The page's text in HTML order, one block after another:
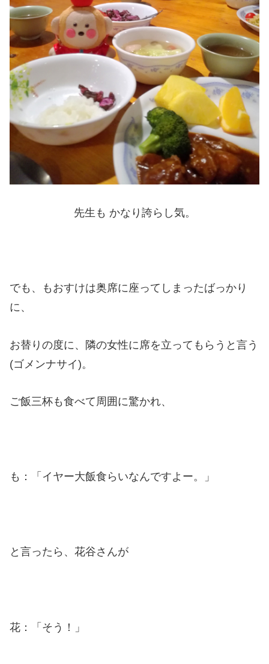
先生も かなり誇らし気。
でも、もおすけは奥席に座ってしまったばっかり
に、
お替りの度に、隣の女性に席を立ってもらうと言う
(ゴメンナサイ)。
ご飯三杯も食べて周囲に驚かれ、
も：「イヤー大飯食らいなんですよー。」
と言ったら、花谷さんが
花：「そう！」